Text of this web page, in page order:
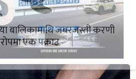
बालिकामाथि जबरजस्ती करणी
एक पक्राउ